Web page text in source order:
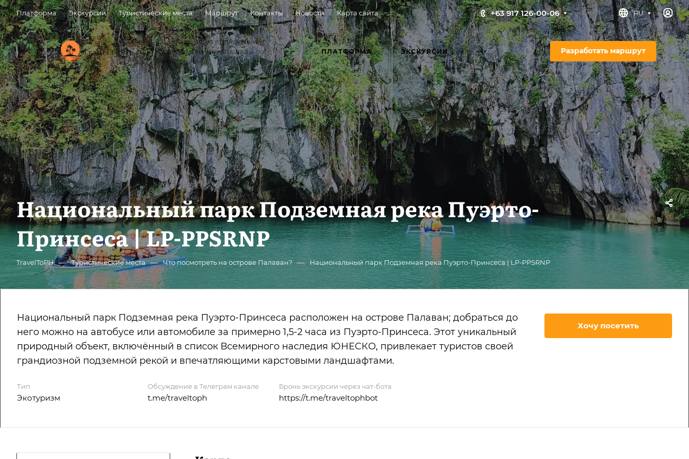
Платформа Экскурсии Туристические места Маршрут Контакты Новости Карта сайта +63 917 126-00-06 RU
Ваш стиль, Ваше приключение:
Индивидуальные маршруты по
Филиппинам.
ПЛАТФОРМА ЭКСКУРСИИ Разработать маршрут
Национальный парк Подземная река Пуэрто-
Принсеса | LP-PPSRNP
TravelToPH — Туристические места — Что посмотреть на острове Палаван? — Национальный парк Подземная река Пуэрто-Принсеса | LP-PPSRNP
Национальный парк Подземная река Пуэрто-Принсеса расположен на острове Палаван; добраться до
него можно на автобусе или автомобиле за примерно 1,5-2 часа из Пуэрто-Принсеса. Этот уникальный
природный объект, включённый в список Всемирного наследия ЮНЕСКО, привлекает туристов своей
грандиозной подземной рекой и впечатляющими карстовыми ландшафтами.
Тип
Экотуризм
Обсуждение в Телеграм канале
t.me/traveltoph
Бронь экскурсии через чат-бота
https://t.me/traveltophbot
Хочу посетить